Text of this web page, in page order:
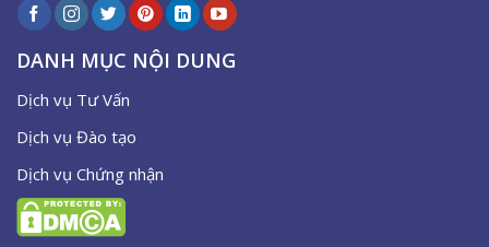
DANH MỤC NỘI DUNG
Dịch vụ Tư Vấn
Dịch vụ Đào tạo
Dịch vụ Chứng nhận